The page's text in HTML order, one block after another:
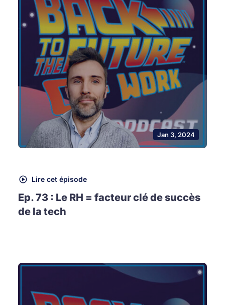
Jan 3, 2024
Lire cet épisode
Ep. 73 : Le RH = facteur clé de succès
de la tech